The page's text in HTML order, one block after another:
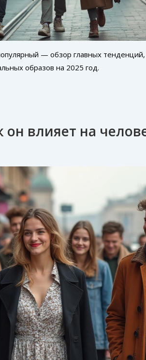
— обзор главных
образов на 2025 год.
влияет на